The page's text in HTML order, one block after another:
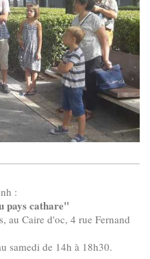
:
pays cathare"
au Caire d'oc, 4 rue Fernand
samedi de 14h à 18h30.